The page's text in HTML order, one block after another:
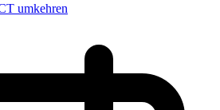
umkehren